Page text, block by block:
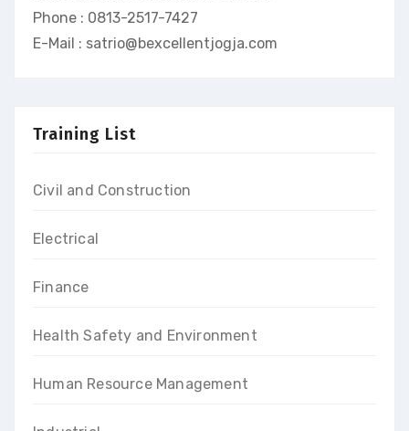
Phone : 0813-2517-7427
E-Mail : satrio@bexcellentjogja.com
Training List
Civil and Construction
Electrical
Finance
Health Safety and Environment
Human Resource Management